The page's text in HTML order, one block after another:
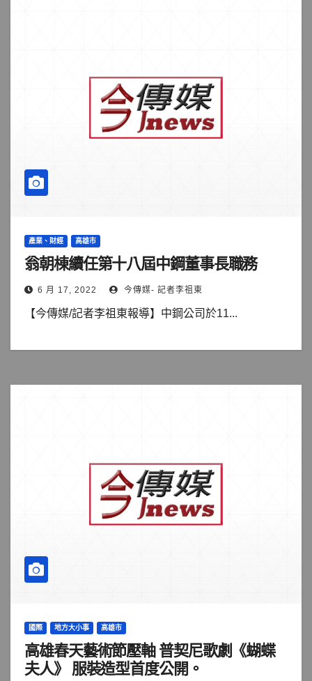
產業、財經 高雄市
翁朝棟續任第十八屆中鋼董事長職務
6 月 17, 2022 今傳媒- 記者李祖東
【今傳媒/記者李祖東報導】中鋼公司於11...
國際 地方大小事 高雄市
高雄春天藝術節壓軸 普契尼歌劇《蝴蝶
夫人》 服裝造型首度公開。